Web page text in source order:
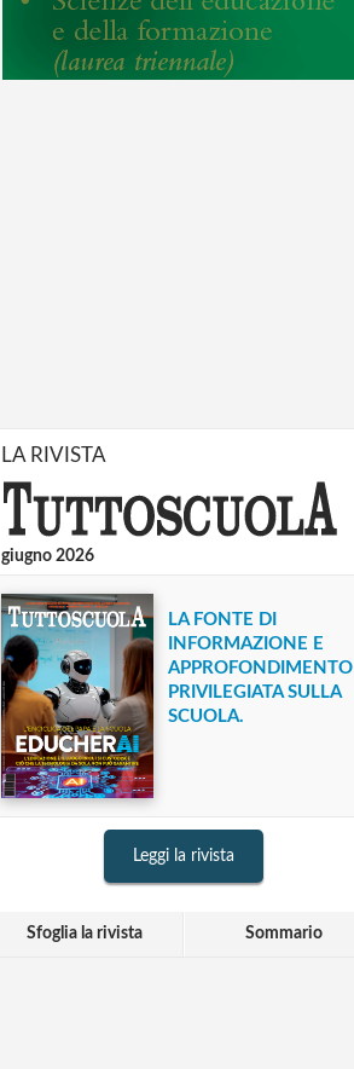
LA RIVISTA
giugno 2026
LA FONTE DI
INFORMAZIONE E
APPROFONDIMENTO
PRIVILEGIATA SULLA
SCUOLA.
Leggi la rivista
Sfoglia la rivista Sommario